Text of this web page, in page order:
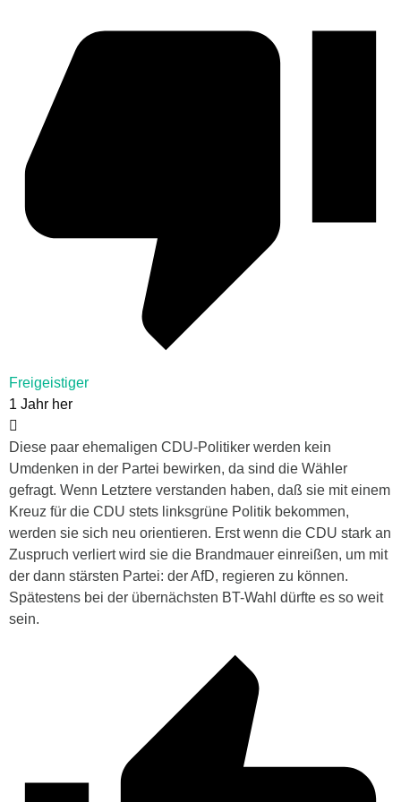
Freigeistiger
1 Jahr her
Diese paar ehemaligen CDU-Politiker werden kein
Umdenken in der Partei bewirken, da sind die Wähler
gefragt. Wenn Letztere verstanden haben, daß sie mit einem
Kreuz für die CDU stets linksgrüne Politik bekommen,
werden sie sich neu orientieren. Erst wenn die CDU stark an
Zuspruch verliert wird sie die Brandmauer einreißen, um mit
der dann stärsten Partei: der AfD, regieren zu können.
Spätestens bei der übernächsten BT-Wahl dürfte es so weit
sein.